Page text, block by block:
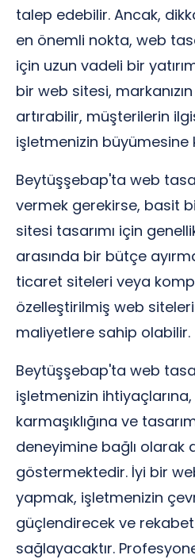
talep edebilir. Ancak,
en önemli nokta, web
için uzun vadeli bir
bir web sitesi,
artırabilir, müşterilerin
işletmenizin büyümesine
Beytüşşebap'ta web
vermek gerekirse, basit
sitesi tasarımı için
arasında bir bütçe
ticaret siteleri veya
özelleştirilmiş web
maliyetlere sahip olabilir.
Beytüşşebap'ta web
işletmenizin
karmaşıklığına ve
deneyimine bağlı olarak
göstermektedir. İyi bir
yapmak, işletmenizin
güçlendirecek ve
sağlayacaktır.